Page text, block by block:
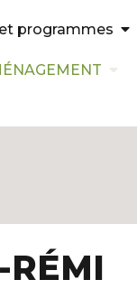
programmes
RÉMI